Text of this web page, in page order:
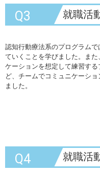
Q3
就職活
練・プ
認知行動療法系のプログラム
ていくことを学びました。また
ケーションを想定して練習す
ど、チームでコミュニケーシ
ました。
Q4
就職活